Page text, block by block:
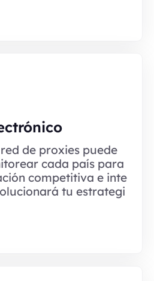
de proxies puede
cada país para
competitiva e inte
tu estrategi